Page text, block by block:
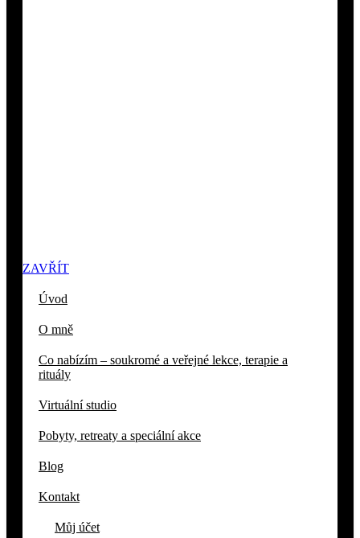
ZAVŘÍT
Úvod
O mně
Co nabízím – soukromé a veřejné lekce, terapie a
rituály
Virtuální studio
Pobyty, retreaty a speciální akce
Blog
Kontakt
Můj účet